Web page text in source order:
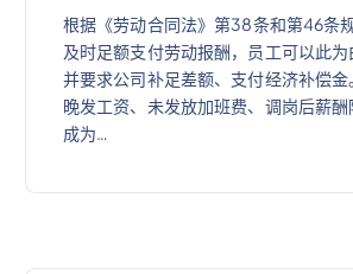
根据《劳动合同法》第38条和第46条
及时足额支付劳动报酬，员工可以此
并要求公司补足差额、支付经济补偿金
晚发工资、未发放加班费、调岗后薪
成为…